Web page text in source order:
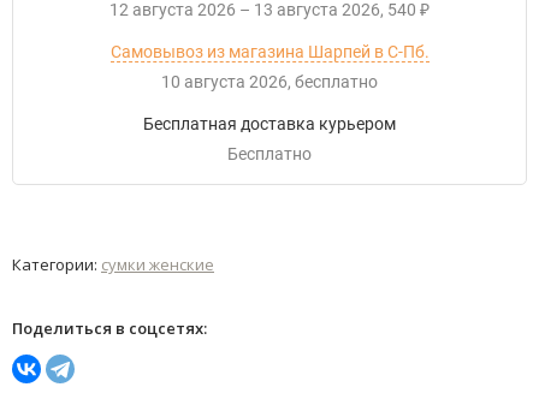
12 августа 2026 – 13 августа 2026 540 ₽
Самовывоз из магазина Шарпей в С-Пб.
10 августа 2026
Бесплатно
Бесплатная доставка курьером
Бесплатно
Категории: сумки женские
Поделиться в соцсетях: